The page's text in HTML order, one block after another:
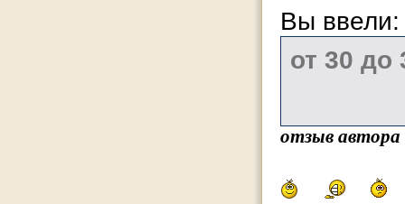
Вы
отзыв